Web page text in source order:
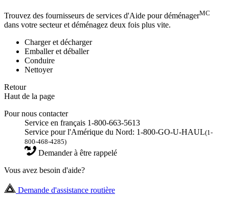
Trouvez des fournisseurs de services d'Aide pour déménagerMC
dans votre secteur et déménagez deux fois plus vite.
Charger et décharger
Emballer et déballer
Conduire
Nettoyer
Retour
Haut de la page
Pour nous contacter
Service en français 1-800-663-5613
Service pour l'Amérique du Nord: 1-800-GO-U-HAUL(1-
800-468-4285)
Demander à être rappelé
Vous avez besoin d'aide?
Demande d'assistance routière